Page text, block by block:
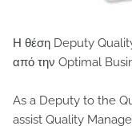
Η θέση Deputy
από την Optimal
As a Deputy to the
assist Quality